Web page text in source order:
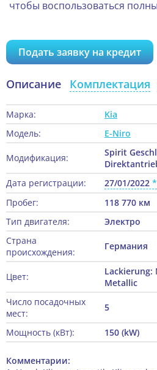
чтобы воспользоваться
Подать заявку на кредит
Описание Комплектация
Марка:
Kia
Модель:
E-Niro
Модификация:
Spirit
Дата регистрации:
27/01/2022
Пробег:
118 770 км
Тип двигателя:
Электро
Страна
происхождения:
Германия
Цвет:
Lackierung:
Metallic
Число посадочных
мест:
5
Мощность (кВт): 150 (kW)
Комментарии: